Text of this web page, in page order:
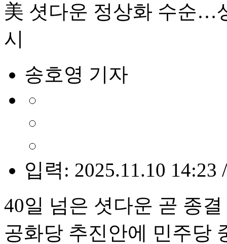
美 셧다운 정상화 수순…
시
송호영 기자
입력: 2025.11.10 14:23
40일 넘은 셧다운 곧 종
공화당 추진안에 민주당